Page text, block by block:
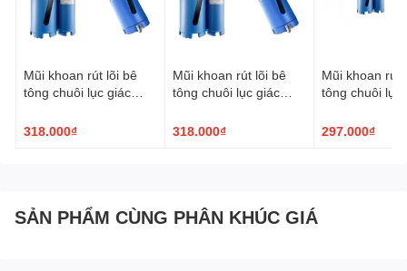
Mũi khoan rút lõi bê
tông chuôi lục giác
318.000₫
Mũi khoan rút lõi bê
tông chuôi lục giác
318.000₫
Mũi khoan rút
tông chuôi lục
297.000₫
SẢN PHẨM CÙNG PHÂN KHÚC GIÁ